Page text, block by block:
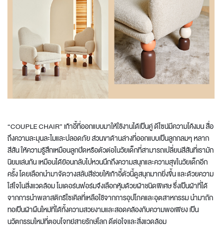
“COUPLE CHAIR” เก้าอี้ที่ออกแบบมาให้ใช้งานได้เป็นคู่ ดีไซน์มีความโค้งมน สื่อ
ถึงความละมุนละไมและปลอดภัย ส่วนขาด้านล่างที่ออกแบบเป็นลูกกลมๆ หลาก
สีสัน ให้ความรู้สึกเหมือนลูกปัดหรือตัวต่อในวัยเด็กที่สามารถเปลี่ยนสีสันที่เรามัก
นิยมเล่นกัน เหมือนได้ย้อนกลับไปหวนนึกถึงความสนุกและความสุขในวัยเด็กอีก
ครั้ง โดยเลือกนำมาจัดวางสลับสีช่วยให้เก้าอี้ตัวนี้ดูสนุกมากยิ่งขึ้น และด้วยความ
ใส่ใจในสิ่งแวดล้อม โมเดอร์นฟอร์มจึงเลือกหุ้มด้วยผ้าชนิดพิเศษ ซึ่งเป็นผ้าที่ได้
จากการนำพลาสติกรีไซเคิลที่เหลือใช้จากการอุปโภคและอุตสาหกรรม นำมาถัก
ทอเป็นผ้าผืนใหม่ที่ได้ทั้งความสวยงามและสอดคล้องกับความพอเพียง เป็น
นวัตกรรมใหม่ที่ตอบโจทย์สายรักษ์โลก ดีต่อใจและสิ่งแวดล้อม